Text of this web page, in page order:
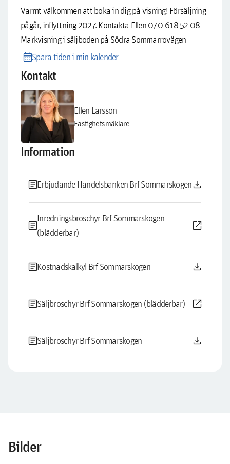
Varmt välkommen att boka in dig på visning! Försäljning
pågår, inflyttning 2027. Kontakta Ellen 070-618 52 08
Markvisning i säljboden på Södra Sommarrovägen
calendar_monthSpara tiden i min kalender
Kontakt
Ellen Larsson
Fastighetsmäklare
Information
articleErbjudande Handelsbanken Brf Sommarskogendownload
article
Inredningsbroschyr Brf Sommarskogen
(blädderbar)
open_in_new
articleKostnadskalkyl Brf Sommarskogen download
articleSäljbroschyr Brf Sommarskogen (blädderbar) open_in_new
articleSäljbroschyr Brf Sommarskogen download
Bilder